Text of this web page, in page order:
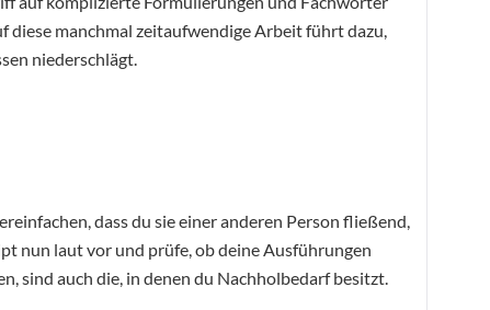
manchmal zeitaufwendige Arbeit führt dazu,
niederschlägt.
dass du sie einer anderen Person fließend,
nun laut vor und prüfe, ob deine Ausführungen
sind auch die, in denen du Nachholbedarf besitzt.